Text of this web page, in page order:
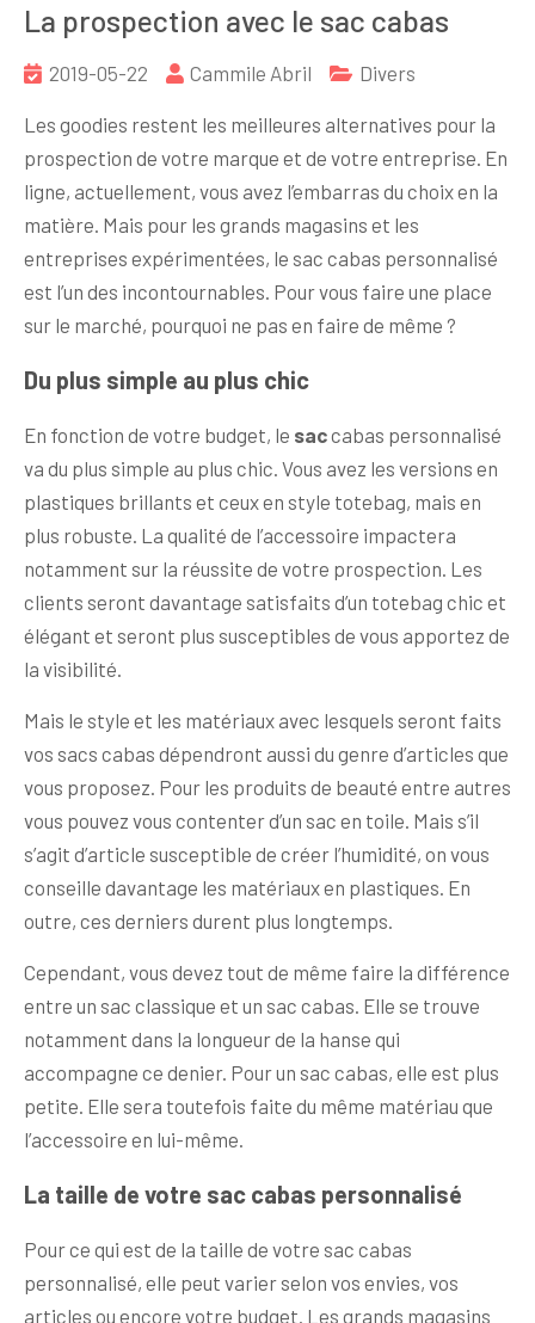
La prospection avec le sac cabas
2019-05-22 Cammile Abril Divers
Les goodies restent les meilleures alternatives pour la
prospection de votre marque et de votre entreprise. En
ligne, actuellement, vous avez l’embarras du choix en la
matière. Mais pour les grands magasins et les
entreprises expérimentées, le sac cabas personnalisé
est l’un des incontournables. Pour vous faire une place
sur le marché, pourquoi ne pas en faire de même ?
Du plus simple au plus chic
En fonction de votre budget, le saccabas personnalisé
va du plus simple au plus chic. Vous avez les versions en
plastiques brillants et ceux en style totebag, mais en
plus robuste. La qualité de l’accessoire impactera
notamment sur la réussite de votre prospection. Les
clients seront davantage satisfaits d’un totebag chic et
élégant et seront plus susceptibles de vous apportez de
la visibilité.
Mais le style et les matériaux avec lesquels seront faits
vos sacs cabas dépendront aussi du genre d’articles que
vous proposez. Pour les produits de beauté entre autres
vous pouvez vous contenter d’un sac en toile. Mais s’il
s’agit d’article susceptible de créer l’humidité, on vous
conseille davantage les matériaux en plastiques. En
outre, ces derniers durent plus longtemps.
Cependant, vous devez tout de même faire la différence
entre un sac classique et un sac cabas. Elle se trouve
notamment dans la longueur de la hanse qui
accompagne ce denier. Pour un sac cabas, elle est plus
petite. Elle sera toutefois faite du même matériau que
l’accessoire en lui-même.
La taille de votre sac cabas personnalisé
Pour ce qui est de la taille de votre sac cabas
personnalisé, elle peut varier selon vos envies, vos
articles ou encore votre budget. Les grands magasins